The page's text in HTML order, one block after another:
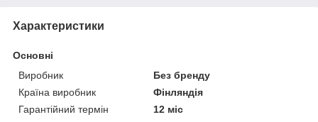
Характеристики
Основні
Виробник
Без бренду
Країна виробник
Фінляндія
Гарантійний термін
12 міс